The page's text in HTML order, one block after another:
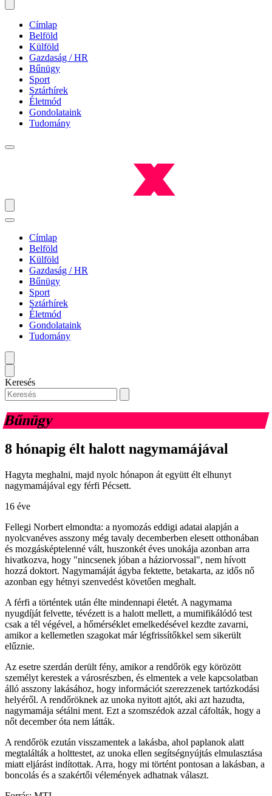
Címlap
Belföld
Külföld
Gazdaság / HR
Bűnügy
Sport
Sztárhírek
Életmód
Gondolataink
Tudomány
Címlap
Belföld
Külföld
Gazdaság / HR
Bűnügy
Sport
Sztárhírek
Életmód
Gondolataink
Tudomány
Keresés
Bűnügy
8 hónapig élt halott nagymamájával
Hagyta meghalni, majd nyolc hónapon át együtt élt elhunyt
nagymamájával egy férfi Pécsett.
16 éve
Fellegi Norbert elmondta: a nyomozás eddigi adatai alapján a
nyolcvanéves asszony még tavaly decemberben elesett otthonában
és mozgásképtelenné vált, huszonkét éves unokája azonban arra
hivatkozva, hogy "nincsenek jóban a háziorvossal", nem hívott
hozzá doktort. Nagymamáját ágyba fektette, betakarta, az idős nő
azonban egy hétnyi szenvedést követően meghalt.
A férfi a történtek után élte mindennapi életét. A nagymama
nyugdíját felvette, tévézett is a halott mellett, a mumifikálódó test
csak a tél végével, a hőmérséklet emelkedésével kezdte zavarni,
amikor a kellemetlen szagokat már légfrissítőkkel sem sikerült
elűznie.
Az esetre szerdán derült fény, amikor a rendőrök egy körözött
személyt kerestek a városrészben, és elmentek a vele kapcsolatban
álló asszony lakásához, hogy információt szerezzenek tartózkodási
helyéről. A rendőröknek az unoka nyitott ajtót, aki azt hazudta,
nagymamája sétálni ment. Ezt a szomszédok azzal cáfolták, hogy a
nőt december óta nem látták.
A rendőrök ezután visszamentek a lakásba, ahol paplanok alatt
megtalálták a holttestet, az unoka ellen segítségnyújtás elmulasztása
miatt eljárást indítottak. Arra, hogy mi történt pontosan a lakásban, a
boncolás és a szakértői vélemények adhatnak választ.